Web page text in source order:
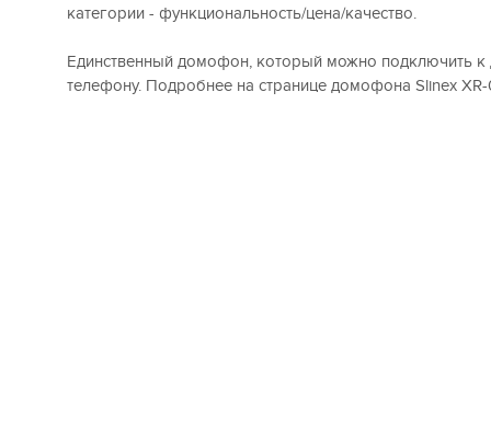
категории - функциональность/цена/качество.
Единственный домофон, который можно подключить
телефону. Подробнее на странице домофона Slinex XR-